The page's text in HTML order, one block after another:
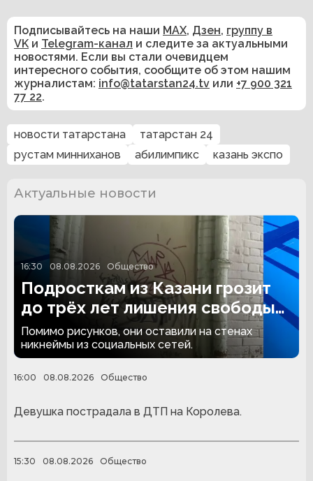
Подписывайтесь на наши MAX, Дзен, группу в
VK и Telegram-канал и следите за актуальными
новостями. Если вы стали очевидцем
интересного события, сообщите об этом нашим
журналистам: info@tatarstan24.tv или +7 900 321
77 22.
новости татарстана
татарстан 24
рустам минниханов
абилимпикс казань экспо
Актуальные новости
16:30 08.08.2026 Общество
Подросткам из Казани грозит
до трёх лет лишения свободы
за граффити
Помимо рисунков, они оставили на стенах
никнеймы из социальных сетей.
16:00 08.08.2026 Общество
Девушка пострадала в ДТП на Королева.
15:30 08.08.2026 Общество